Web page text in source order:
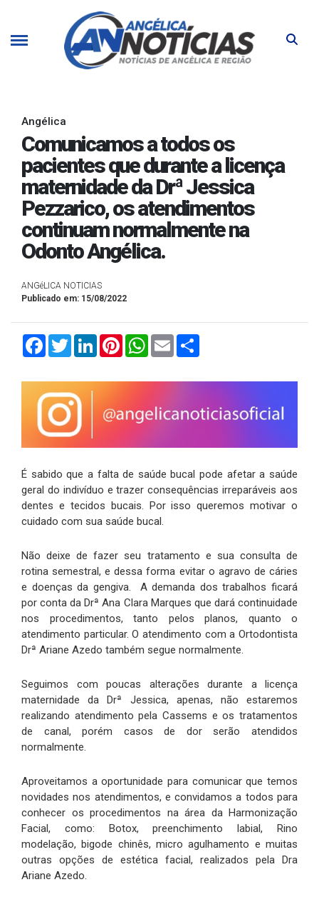
Angélica
Comunicamos a todos os
pacientes que durante a licença
maternidade da Drª Jessica
Pezzarico, os atendimentos
continuam normalmente na
Odonto Angélica.
ANGéLICA NOTICIAS
Publicado em: 15/08/2022
FacebookTwitterLinkedInPinterestWhatsApp
Email
É sabido que a falta de saúde bucal pode afetar a saúde
geral do indivíduo e trazer consequências irreparáveis aos
dentes e tecidos bucais. Por isso queremos motivar o
cuidado com sua saúde bucal.
Não deixe de fazer seu tratamento e sua consulta de
rotina semestral, e dessa forma evitar o agravo de cáries
e doenças da gengiva. A demanda dos trabalhos ficará
por conta da Drª Ana Clara Marques que dará continuidade
nos procedimentos, tanto pelos planos, quanto o
atendimento particular. O atendimento com a Ortodontista
Drª Ariane Azedo também segue normalmente.
Seguimos com poucas alterações durante a licença
maternidade da Drª Jessica, apenas, não estaremos
realizando atendimento pela Cassems e os tratamentos
de canal, porém casos de dor serão atendidos
normalmente.
Aproveitamos a oportunidade para comunicar que temos
novidades nos atendimentos, e convidamos a todos para
conhecer os procedimentos na área da Harmonização
Facial, como: Botox, preenchimento labial, Rino
modelação, bigode chinês, micro agulhamento e muitas
outras opções de estética facial, realizados pela Dra
Ariane Azedo.